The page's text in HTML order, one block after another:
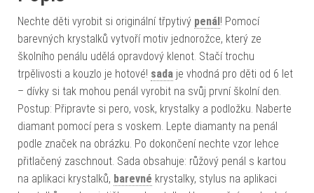
Nechte děti vyrobit si originální třpytivý penál! Pomocí
barevných krystalků vytvoří motiv jednorožce, který ze
školního penálu udělá opravdový klenot. Stačí trochu
trpělivosti a kouzlo je hotové! sada je vhodná pro děti od 6 let
– dívky si tak mohou penál vyrobit na svůj první školní den.
Postup: Připravte si pero, vosk, krystalky a podložku. Naberte
diamant pomocí pera s voskem. Lepte diamanty na penál
podle značek na obrázku. Po dokončení nechte vzor lehce
přitlačený zaschnout. Sada obsahuje: růžový penál s kartou
na aplikaci krystalků, barevné krystalky, stylus na aplikaci